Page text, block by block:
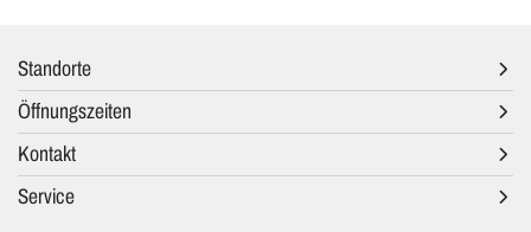
Standorte
Öffnungszeiten
Kontakt
Service